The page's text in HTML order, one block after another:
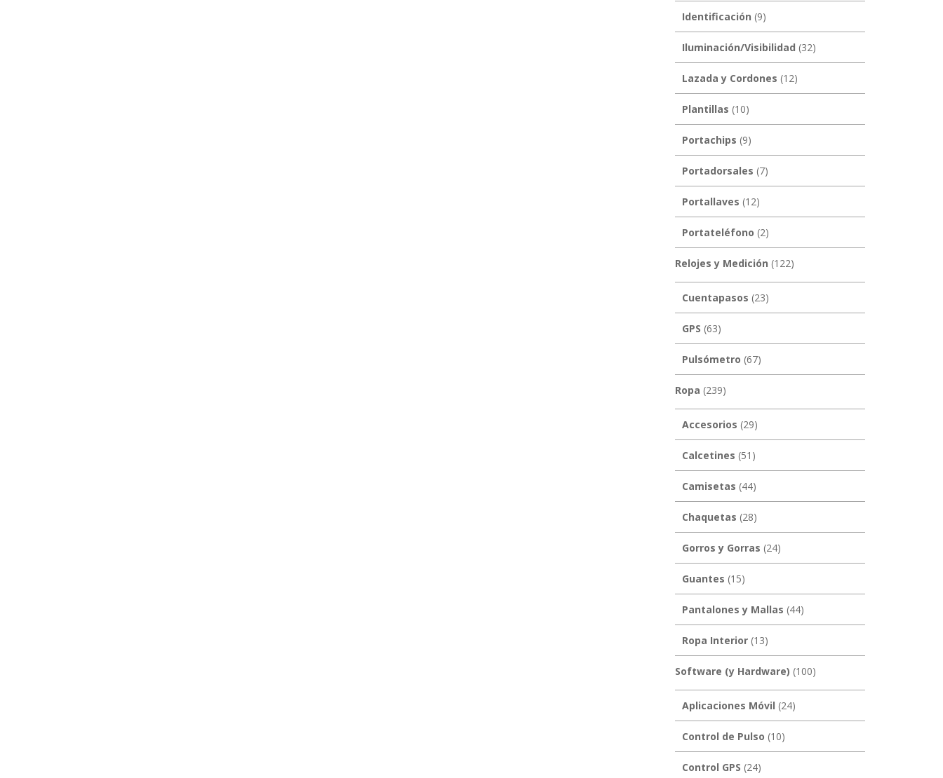
Identificación (9)
Iluminación/Visibilidad (32)
Lazada y Cordones (12)
Plantillas (10)
Portachips (9)
Portadorsales (7)
Portallaves (12)
Portateléfono (2)
Relojes y Medición (122)
Cuentapasos (23)
GPS (63)
Pulsómetro (67)
Ropa (239)
Accesorios (29)
Calcetines (51)
Camisetas (44)
Chaquetas (28)
Gorros y Gorras (24)
Guantes (15)
Pantalones y Mallas (44)
Ropa Interior(13)
Software (y Hardware) (100)
Aplicaciones Móvil (24)
Control de Pulso (10)
Control GPS (24)